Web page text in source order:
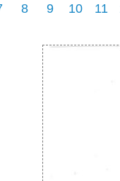
8 9 10 11